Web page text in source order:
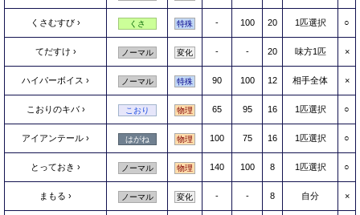
くさむすび くさ 特殊 - 100 20 1匹選択 ○
てだすけ ノーマル 変化 - - 20 味方1匹 ×
ハイパーボイス ノーマル 特殊 90 100 12 相手全体 ×
こおりのキバ こおり 物理 65 95 16 1匹選択 ○
アイアンテール はがね 物理 100 75 16 1匹選択 ○
とっておき ノーマル 物理 140 100 8 1匹選択 ○
まもる ノーマル 変化 - - 8 自分 ×